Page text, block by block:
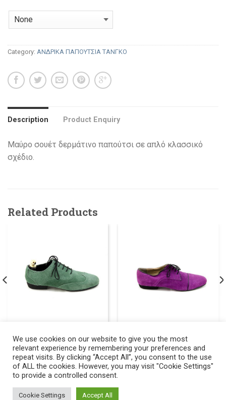
Category: ΑΝΔΡΙΚΑ ΠΑΠΟΥΤΣΙΑ ΤΑΝΓΚΟ
Description Product Enquiry
Μαύρο σουέτ δερμάτινο παπούτσι σε απλό κλασσικό
σχέδιο.
Related Products
721
ΑΝΔΡΙΚΑ ΠΑΠΟΥΤΣΙΑ
ΤΑΝΓΚΟ
€ 720
ΑΝΔΡΙΚΑ ΠΑΠΟΥΤΣΙΑ
ΤΑΝΓΚΟ
Copyright 2017 ©Alegria | Tango Shoes & Tango Fashion
Designed byEmilios Takas
We use cookies on our website to give you the most
relevant experience by remembering your preferences and
repeat visits. By clicking “Accept All”, you consent to the use
of ALL the cookies. However, you may visit "Cookie Settings"
to provide a controlled consent.
Cookie Settings Accept All